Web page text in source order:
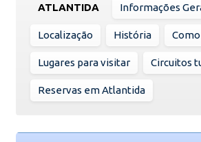
ATLANTIDA Informações
Localização História
Lugares para visitar Circuitos
Reservas em Atlantida